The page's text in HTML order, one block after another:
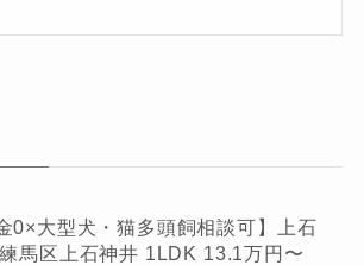
0×大型犬・猫多頭飼相談可】上石
馬区上石神井 1LDK 13.1万円〜